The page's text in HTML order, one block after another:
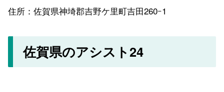
住所：佐賀県神埼郡吉野ケ里町吉田260ｰ1
佐賀県のアシスト24